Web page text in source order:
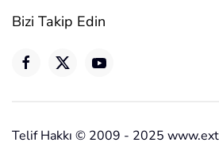
Bizi Takip Edin
Telif Hakkı © 2009 - 2025